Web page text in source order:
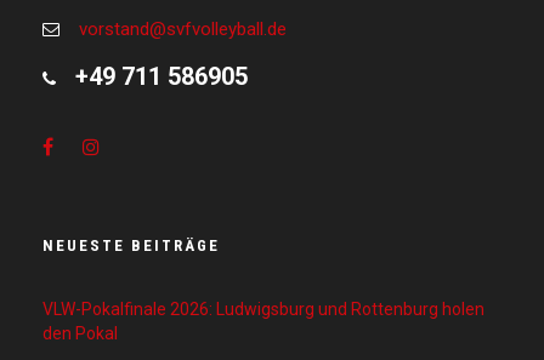
vorstand@svfvolleyball.de
+49 711 586905
NEUESTE BEITRÄGE
VLW-Pokalfinale 2026: Ludwigsburg und Rottenburg holen
den Pokal